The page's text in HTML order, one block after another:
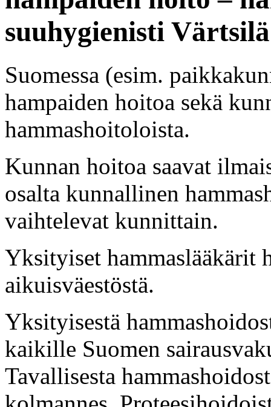
suuhygienisti Värtsilä
Suomessa (esim.
hampaiden hoitoa sekä
hammashoitoloista.
Kunnan hoitoa saavat
osalta kunnallinen
vaihtelevat kunnittain.
Yksityiset hammaslääkärit
aikuisväestöstä.
Yksityisestä
kaikille Suomen
Tavallisesta